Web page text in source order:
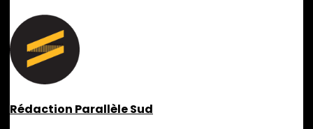
Rédaction Parallèle Sud